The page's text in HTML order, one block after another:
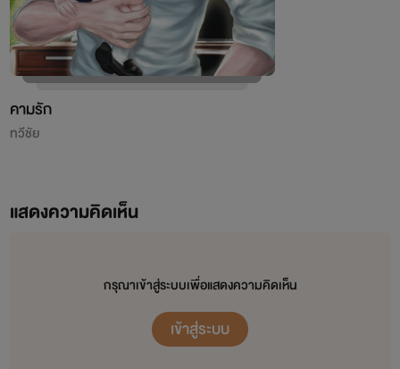
คามรัก
ทวีชัย
แสดงความคิดเห็น
กรุณาเข้าสู่ระบบเพื่อแสดงความคิดเห็น
เข้าสู่ระบบ